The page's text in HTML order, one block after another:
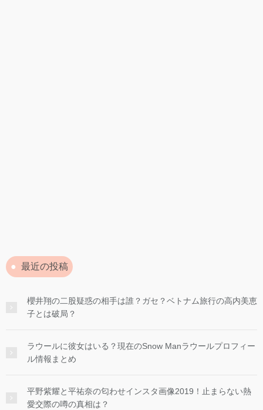
最近の投稿
櫻井翔の二股疑惑の相手は誰？ガセ？ベトナム旅行の高内美恵
子とは破局？
ラウールに彼女はいる？現在のSnow Manラウールプロフィー
ル情報まとめ
平野紫耀と平祐奈の匂わせインスタ画像2019！止まらない熱
愛交際の噂の真相は？